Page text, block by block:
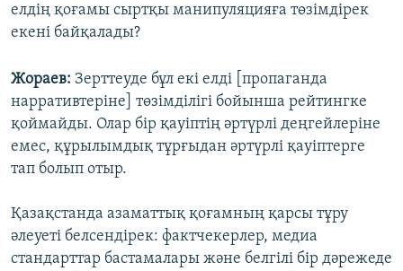
елдің қоғамы сыртқы манипуляцияға төзімдірек
екені байқалады?
Жораев: Зерттеуде бұл екі елді [пропаганда
нарративтеріне] төзімділігі бойынша рейтингке
қоймайды. Олар бір қауіптің әртүрлі деңгейлеріне
емес, құрылымдық тұрғыдан әртүрлі қауіптерге
тап болып отыр.
Қазақстанда азаматтық қоғамның қарсы тұру
әлеуеті белсендірек: фактчекерлер, медиа
стандарттар бастамалары және белгілі бір дәрежеде